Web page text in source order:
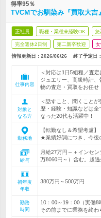
得率95％
TVCMでお馴染み『買取大
正社員 職種・業種未経験OK 急
完全週休2日制 第二新卒歓迎
情報更新日：2026/06/26 終了予定日：
仕事内容
＜対応は1日5組程／査
ジュエリー、高級時計
物の査定・買取をお任せ
対象と
なる方
＜話すこと、聞くこと
歴・経験・知識などは
なった20代も活躍中！
勤務地
【転勤なし＆希望考慮
★業績好調につき、今後
給与
月給27万円～＋インセ
万8060円～）含む。超
初年度
年収
380万円～500万円
勤務
時間
10：00～19：00（実働
その前までに業務を終わ